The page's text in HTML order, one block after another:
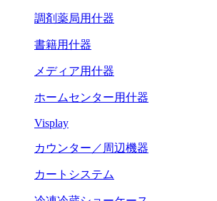
調剤薬局用什器
書籍用什器
メディア用什器
ホームセンター用什器
Visplay
カウンター／周辺機器
カートシステム